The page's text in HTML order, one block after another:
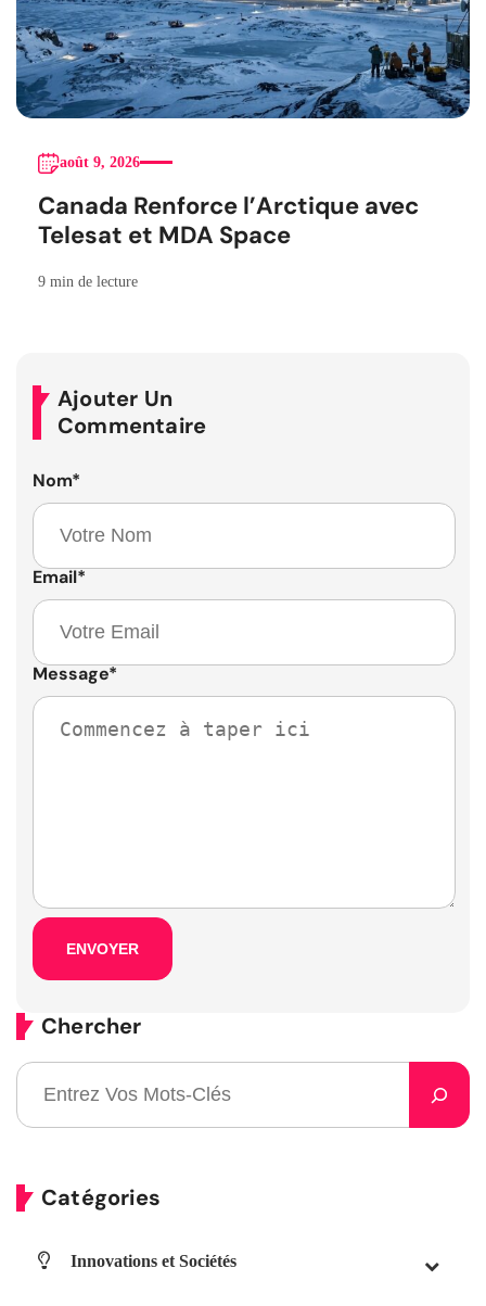
août 9, 2026
Canada Renforce l’Arctique avec
Telesat et MDA Space
9 min de lecture
Ajouter Un
Commentaire
Nom*
Email*
Message*
Chercher
Catégories
Innovations et Sociétés